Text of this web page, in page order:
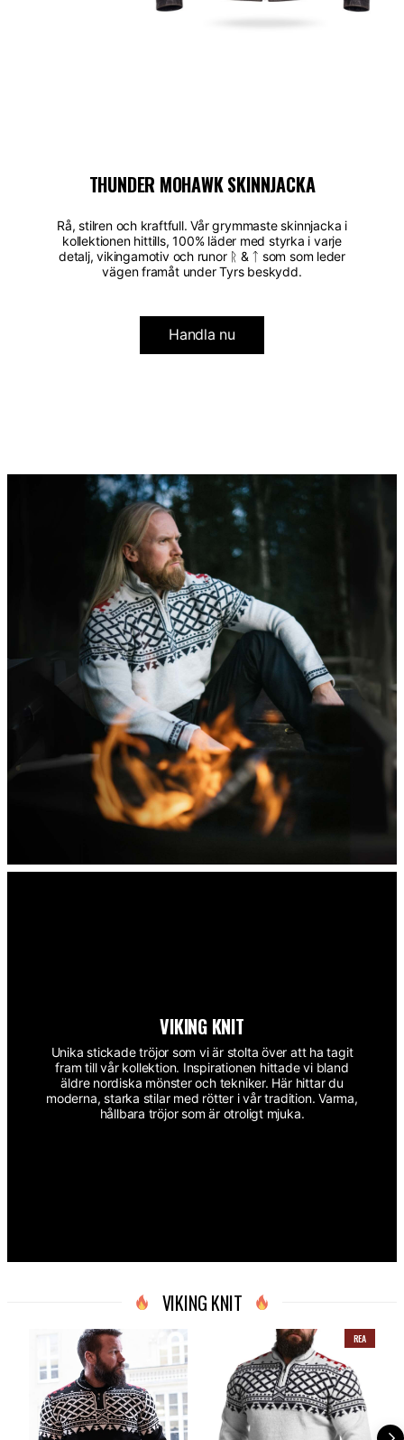
THUNDER MOHAWK SKINNJACKA
Rå, stilren och kraftfull. Vår grymmaste skinnjacka i
kollektionen hittills, 100% läder med styrka i varje
detalj, vikingamotiv och runor ᚱ & ᛏ som som leder
vägen framåt under Tyrs beskydd.
Handla nu
VIKING KNIT
Unika stickade tröjor som vi är stolta över att ha tagit
fram till vår kollektion. Inspirationen hittade vi bland
äldre nordiska mönster och tekniker. Här hittar du
moderna, starka stilar med rötter i vår tradition. Varma,
hållbara tröjor som är otroligt mjuka.
VIKING KNIT
REA